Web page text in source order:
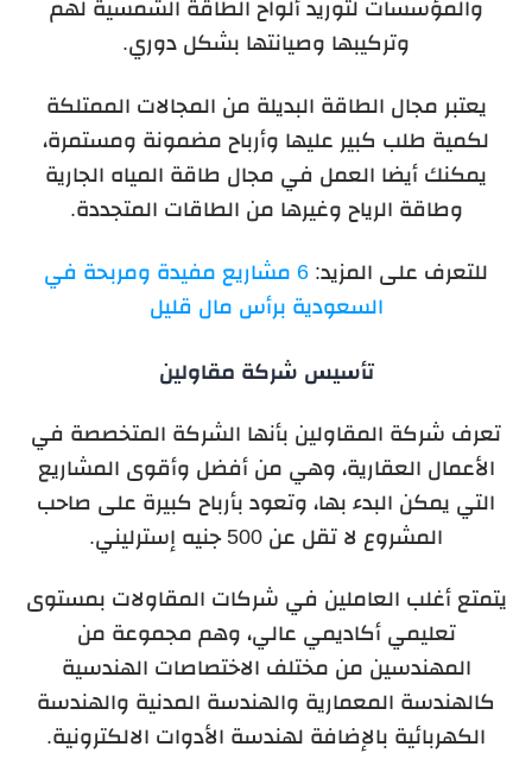
والمؤسسات لتوريد ألواح الطاقة الشمسية لهم
وتركيبها وصيانتها بشكل دوري.
يعتبر مجال الطاقة البديلة من المجالات الممتلكة
لكمية طلب كبير عليها وأرباح مضمونة ومستمرة،
يمكنك أيضا العمل في مجال طاقة المياه الجارية
وطاقة الرياح وغيرها من الطاقات المتجددة.
للتعرف على المزيد:
6 مشاريع مفيدة ومربحة في
السعودية برأس مال قليل
تأسيس شركة مقاولين
تعرف شركة المقاولين بأنها الشركة المتخصصة في
الأعمال العقارية، وهي من أفضل وأقوى المشاريع
التي يمكن البدء بها، وتعود بأرباح كبيرة على صاحب
المشروع لا تقل عن 500 جنيه إسترليني.
يتمتع أغلب العاملين في شركات المقاولات بمستوى
تعليمي أكاديمي عالي، وهم مجموعة من
المهندسين من مختلف الاختصاصات الهندسية
كالهندسة المعمارية والهندسة المدنية والهندسة
الكهربائية بالإضافة لهندسة الأدوات الالكترونية.